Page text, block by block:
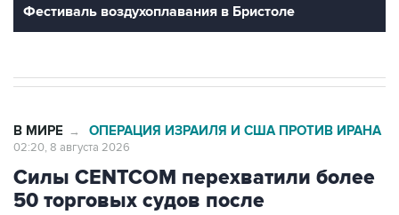
Фестиваль воздухоплавания в Бристоле
В МИРЕ → ОПЕРАЦИЯ ИЗРАИЛЯ И США ПРОТИВ ИРАНА
02:20, 8 августа 2026
Силы CENTCOM перехватили более
50 торговых судов после